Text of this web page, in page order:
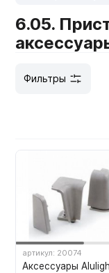
6.05.
Фильтры
артикул: 20074
Аксессуары